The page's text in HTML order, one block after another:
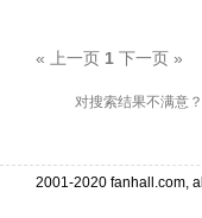
« 上一页 1 下一页 »
对搜索结果不满意
2001-2020 fanhall.com,